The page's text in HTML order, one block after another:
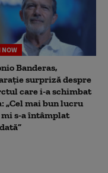
NOW
Banderas,
surpriză despre
care i-a schimbat
„Cel mai bun lucru
mi s-a întâmplat